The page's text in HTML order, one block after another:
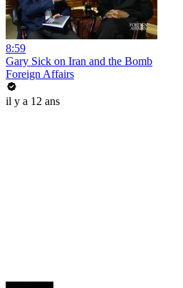
8:59
Gary Sick on Iran and the Bomb
Foreign Affairs
il y a 12 ans